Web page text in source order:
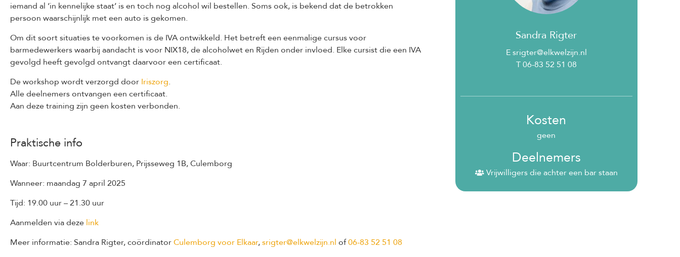
iemand al ‘in kennelijke staat’ is en toch nog alcohol wil bestellen. Soms ook, is bekend dat de betrokken
persoon waarschijnlijk met een auto is gekomen.
Om dit soort situaties te voorkomen is de IVA ontwikkeld. Het betreft een eenmalige cursus voor
barmedewerkers waarbij aandacht is voor NIX18, de alcoholwet en Rijden onder invloed. Elke cursist die een IVA
gevolgd heeft gevolgd ontvangt daarvoor een certificaat.
De workshop wordt verzorgd door Iriszorg.
Alle deelnemers ontvangen een certificaat.
Aan deze training zijn geen kosten verbonden.
Praktische info
Waar: Buurtcentrum Bolderburen, Prijsseweg 1B, Culemborg
Wanneer: maandag 7 april 2025
Tijd: 19.00 uur – 21.30 uur
Aanmelden via deze link
Meer informatie: Sandra Rigter, coördinatorCulemborg voor Elkaar,srigter@elkwelzijn.nl of06-83 52 51 08
Sandra Rigter
E srigter@elkwelzijn.nl
T 06-83 52 51 08
Kosten
geen
Deelnemers
Vrijwilligers die achter een bar staan